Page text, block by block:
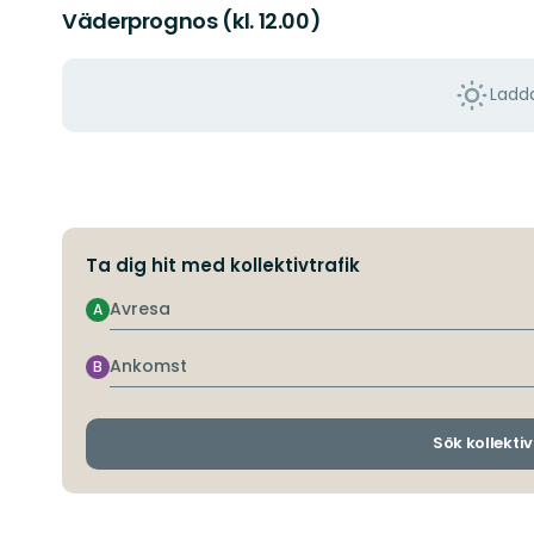
Väderprognos (kl. 12.00)
Ta dig hit med kollektivtrafik
Avresa
A
Ankomst
B
Sök